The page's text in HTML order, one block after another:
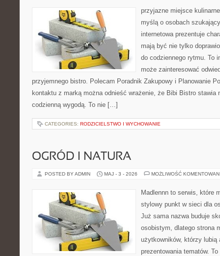
przyjazne miejsce
myślą o osobach
internetowa prezentuje
mają być nie tylko
do codziennego rytmu. To
może zainteresować
przyjemnego bistro. Polecam Poradnik Zakupowy i Planowanie
kontaktu z marką można odnieść wrażenie, że Bibi Bistro stawia
codzienną wygodą. To nie […]
CATEGORIES: RODZICIELSTWO I WYCHOWANIE
OGRÓD I NATURA
POSTED BY ADMIN MAJ - 3 - 2026 MOŻLIWOŚĆ
Madlennn to serwis, które
stylowy punkt w sieci dla
Już sama nazwa buduje
osobistym, dlatego strona
użytkowników, którzy lubią
prezentowania tematów.